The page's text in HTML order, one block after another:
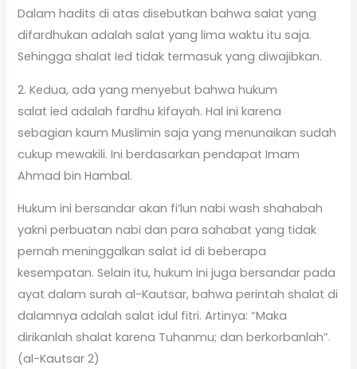
Dalam hadits di atas disebutkan bahwa salat yang
difardhukan adalah salat yang lima waktu itu saja.
Sehingga shalat Ied tidak termasuk yang diwajibkan.
2. Kedua, ada yang menyebut bahwa hukum
salat ied adalah fardhu kifayah. Hal ini karena
sebagian kaum Muslimin saja yang menunaikan sudah
cukup mewakili. Ini berdasarkan pendapat Imam
Ahmad bin Hambal.
Hukum ini bersandar akan fi’lun nabi wash shahabah
yakni perbuatan nabi dan para sahabat yang tidak
pernah meninggalkan salat id di beberapa
kesempatan. Selain itu, hukum ini juga bersandar pada
ayat dalam surah al-Kautsar, bahwa perintah shalat di
dalamnya adalah salat idul fitri. Artinya: “Maka
dirikanlah shalat karena Tuhanmu; dan berkorbanlah”.
(al-Kautsar 2)